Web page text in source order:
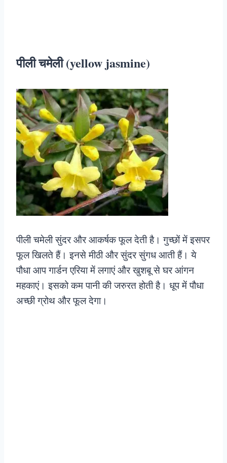
पीली चमेली (yellow jasmine)
पीली चमेली सुंदर और आकर्षक फूल देती है। गुच्छों में इसपर
फूल खिलते हैं। इनसे मीठी और सुंदर सुंगध आती हैं। ये
पौधा आप गार्डन एरिया में लगाएं और खुशबू से घर आंगन
महकाएं। इसको कम पानी की जरुरत होती है। धूप में पौधा
अच्छी ग्रोथ और फूल देगा।